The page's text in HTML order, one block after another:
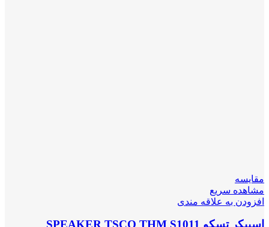
مقایسه
مشاهده سریع
افزودن به علاقه مندی
اسپیکر تسکو SPEAKER TSCO THM S1011